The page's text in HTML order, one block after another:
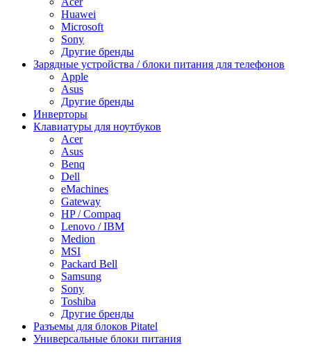
Huawei
Microsoft
Sony
Другие бренды
Зарядные устройства / блоки питания для телефонов
Apple
Asus
Другие бренды
Инверторы
Клавиатуры для ноутбуков
Acer
Asus
Benq
Dell
eMachines
Gateway
HP / Compaq
Lenovo / IBM
Medion
MSI
Packard Bell
Samsung
Sony
Toshiba
Другие бренды
Разъемы для блоков Pitatel
Универсальные блоки питания